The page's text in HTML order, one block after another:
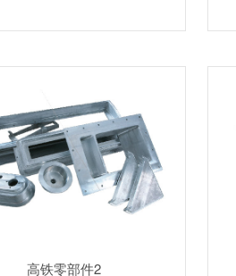
高铁零部件2